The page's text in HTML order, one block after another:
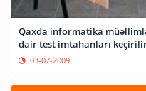
Qaxda informatika
dair test imtahanları
03-07-2009